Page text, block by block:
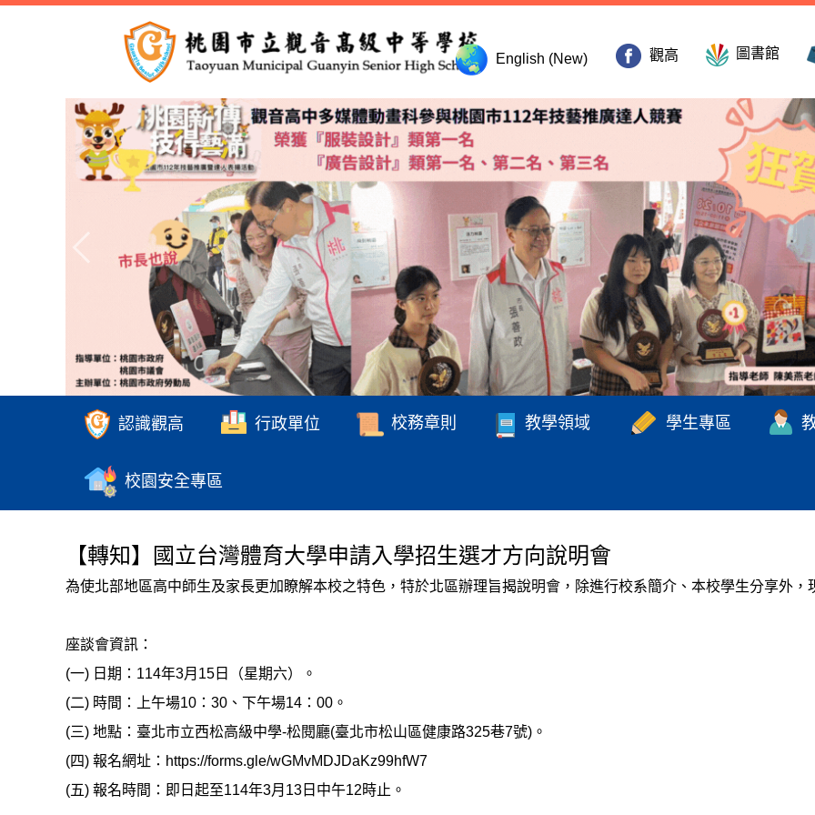
English (New) 觀高 圖書館
認識觀高 行政單位 校務章則 教學領域 學生專區
校園安全專區
【轉知】國立台灣體育大學申請入學招生選才方向說明會
為使北部地區高中師生及家長更加瞭解本校之特色，特於北區辦理旨揭說明會，除進行校系簡介、本校學生分享外，
座談會資訊：
(一) 日期：114年3月15日（星期六）。
(二) 時間：上午場10：30、下午場14：00。
(三) 地點：臺北市立西松高級中學-松閱廳(臺北市松山區健康路325巷7號)。
(四) 報名網址：https://forms.gle/wGMvMDJDaKz99hfW7
(五) 報名時間：即日起至114年3月13日中午12時止。